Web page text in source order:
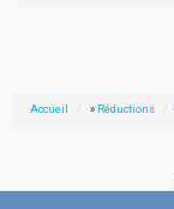
Accueil » Réductions